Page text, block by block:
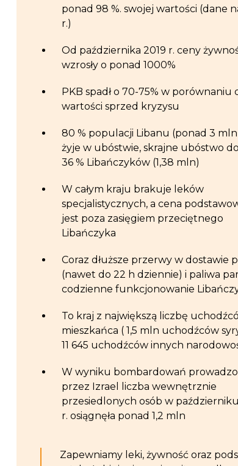
ponad 98 %. swojej wartości (dane
r.)
Od października 2019 r. ceny
wzrosły o ponad 1000%
PKB spadł o 70-75% w porównaniu
wartości sprzed kryzysu
80 % populacji Libanu (ponad 3 mln
żyje w ubóstwie, skrajne ubóstwo
36 % Libańczyków (1,38 mln)
W całym kraju brakuje leków
specjalistycznych, a cena
jest poza zasięgiem przeciętnego
Libańczyka
Coraz dłuższe przerwy w dostawie
(nawet do 22 h dziennie) i paliwa
codzienne funkcjonowanie
To kraj z największą liczbę
mieszkańca ( 1,5 mln uchodźców
11 645 uchodźców innych
W wyniku bombardowań
przez Izrael liczba wewnętrznie
przesiedlonych osób w
r. osiągnęła ponad 1,2 mln
Zapewniamy leki, żywność oraz